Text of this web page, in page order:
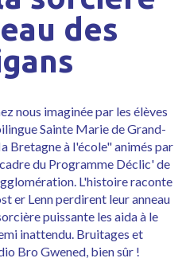
des
nous imaginée par les élèves
Sainte Marie de Grand-
Bretagne à l'école" animés par
du Programme Déclic' de
L'histoire raconte
er Lenn perdirent leur anneau
puissante les aida à le
inattendu. Bruitages et
Bro Gwened, bien sûr !